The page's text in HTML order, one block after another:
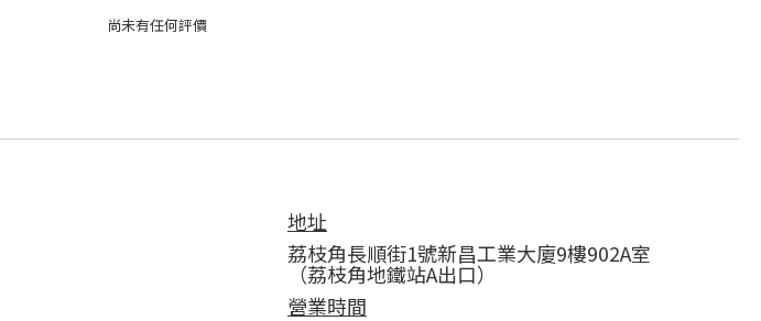
尚未有任何評價
地址
荔枝角長順街1號新昌工業大廈9樓902A室
（荔枝角地鐵站A出口）
營業時間